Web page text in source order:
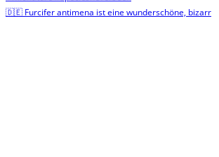
🇩🇪 Furcifer antimena ist eine wunderschöne, bizarr